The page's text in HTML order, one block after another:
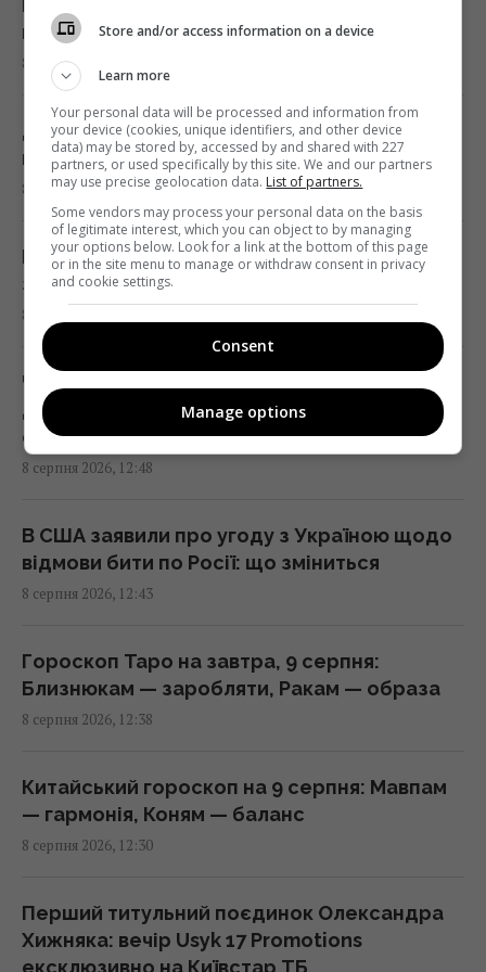
13:06 субота, 08 серпня 2026
Обробка вхідних дверей оцтом: досвідчені
господині розповіли, для чого це потрібно
13:00 субота, 08 серпня 2026
Цінують за надійність та довговічність:
названо найпопулярнішого автовиробника
у світі
12:51 субота, 08 серпня 2026
Ви неправильно заряджаєте смартфон: 6
популярних міфів, які давно розвінчали
12:50 субота, 08 серпня 2026
сухофрукт, який може здивувати своєю
користю
12:42 субота, 08 серпня 2026
Ротару не змирилася з пенсією у 6 тисяч
гривень і пішла в суд
12:27 субота, 08 серпня 2026
У Кіровоградській області розбився
бойовий вертоліт: що відомо
12:17 субота, 08 серпня 2026
США раптово звільнили генерала, що
командував військами у Європі
12:13 субота, 08 серпня 2026
В Україні змінили умови бронювання
працівників: хто втратить бронь з 1 вересня
8 серпня 2026, 13:48
День ветеринара в Україні: добірка щирих
привітань, які зворушать кожного
8 серпня 2026, 13:20
На Кіровоградщині під час бойового
завдання розбився вертоліт: що відомо
8 серпня 2026, 12:58
Чи можна вмикати кондиціонер на цілий
день: як це впливає на рахунки за
електрику
8 серпня 2026, 12:48
В США заявили про угоду з Україною щодо
відмови бити по Росії: що зміниться
8 серпня 2026, 12:43
Гороскоп Таро на завтра, 9 серпня:
Близнюкам — заробляти, Ракам — образа
8 серпня 2026, 12:38
Китайський гороскоп на 9 серпня: Мавпам
— гармонія, Коням — баланс
8 серпня 2026, 12:30
Перший титульний поєдинок Олександра
Хижняка: вечір Usyk 17 Promotions
ексклюзивно на Київстар ТБ
Store and/or access information on a device
Learn more
Your personal data will be processed and information from
your device (cookies, unique identifiers, and other device
data) may be stored by, accessed by and shared with 227
partners, or used specifically by this site. We and our partners
may use precise geolocation data. List of partners.
Some vendors may process your personal data on the basis
of legitimate interest, which you can object to by managing
your options below. Look for a link at the bottom of this page
or in the site menu to manage or withdraw consent in privacy
and cookie settings.
Consent
Manage options